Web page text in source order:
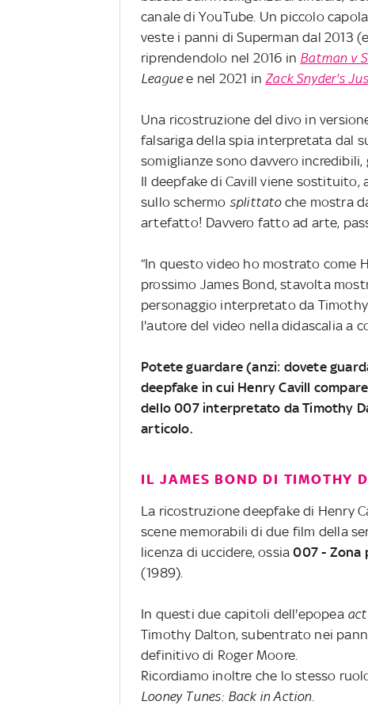
canale di YouTube. Un piccolo
veste i panni di Superman dal 2013
riprendendolo nel 2016 in Batman v
Leaguee nel 2021 in Zack Snyder's
Una ricostruzione del divo in
falsariga della spia interpretata dal
somiglianze sono davvero
Il deepfake di Cavill viene sostituito,
sullo schermo splittatoche mostra
artefatto! Davvero fatto ad arte,
“In questo video ho mostrato come
prossimo James Bond, stavolta
personaggio interpretato da
l'autore del video nella didascalia a
Potete guardare (anzi: dovete
deepfake in cui Henry Cavill
dello 007 interpretato da Timothy
articolo.
IL JAMES BOND DI TIMOTHY
La ricostruzione deepfake di Henry
scene memorabili di due film della
licenza di uccidere, ossia007 - Zona
(1989).
In questi due capitoli dell'epopea
Timothy Dalton, subentrato nei
definitivo di Roger Moore.
Ricordiamo inoltre che lo stesso
Looney Tunes: Back in Action.